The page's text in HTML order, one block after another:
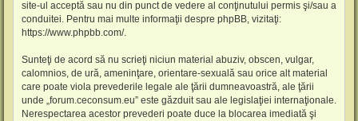
site-ul acceptă sau nu din punct de vedere al conţinutului permis şi/sau a
conduitei. Pentru mai multe informaţii despre phpBB, vizitaţi:
https://www.phpbb.com/.
Sunteţi de acord să nu scrieţi niciun material abuziv, obscen, vulgar,
calomnios, de ură, ameninţare, orientare-sexuală sau orice alt material
care poate viola prevederile legale ale ţării dumneavoastră, ale ţării
unde „forum.ceconsum.eu” este găzduit sau ale legislaţiei internaţionale.
Nerespectarea acestor prevederi poate duce la blocarea imediată şi